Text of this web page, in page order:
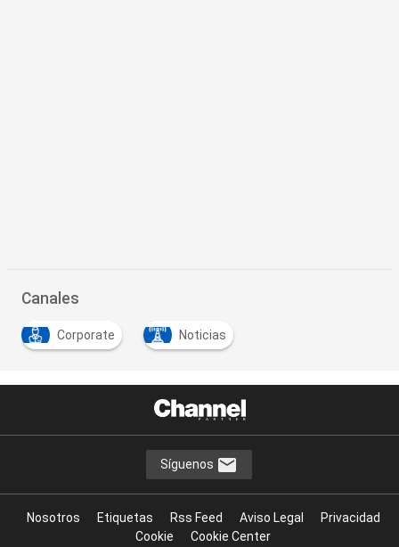
Canales
Corporate Noticias
Síguenos
Nosotros Etiquetas Rss Feed Aviso Legal
Privacidad
Cookie
Cookie Center